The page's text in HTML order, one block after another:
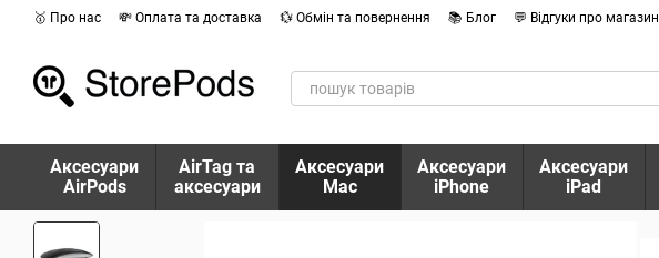
Перейти до основного контенту
🥇 Про нас 💸 Оплата та доставка 💱 Обмін та повернення 📚 Блог 💬 Відгуки про магазин
Аксесуари
AirPods
AirTag та
аксесуари
Аксесуари
Mac
Аксесуари
iPhone
Аксесуари
iPad